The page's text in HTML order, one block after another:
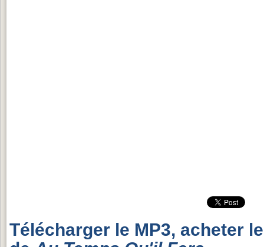
Télécharger le MP3, acheter